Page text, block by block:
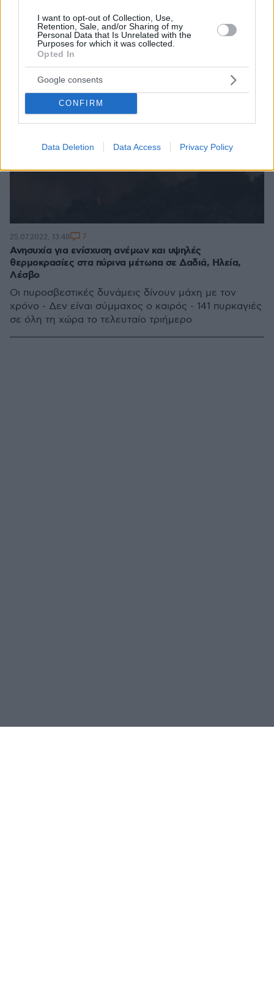
I want to opt-out of Collection, Use,
Retention, Sale, and/or Sharing of my
Personal Data that Is Unrelated with the
Purposes for which it was collected.
Opted In
Google consents
CONFIRM
Data Deletion Data Access Privacy Policy
Ανησυχία για ενίσχυση ανέμων και υψηλές
θερμοκρασίες στα πύρινα μέτωπα σε Δαδιά, Ηλεία,
Λέσβο
Οι πυροσβεστικές δυνάμεις δίνουν μάχη με τον
χρόνο - Δεν είναι σύμμαχος ο καιρός - 141 πυρκαγιές
σε όλη τη χώρα το τελευταίο τριήμερο
25.07.2022, 13:48 7